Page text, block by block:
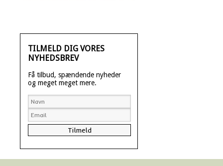
TILMELD DIG VORES
NYHEDSBREV
Få tilbud, spændende nyheder
og meget meget mere.